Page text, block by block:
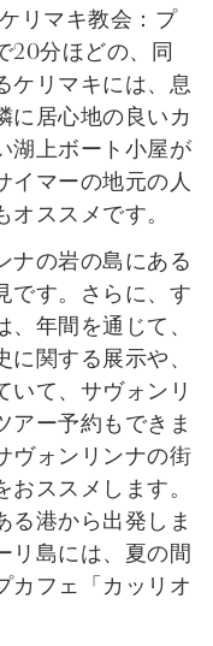
マキ教会：プ
20分ほどの、同
ケリマキには、息
に居心地の良いカ
湖上ボート小屋が
イマーの地元の人
ススメです。
ナの岩の島にある
です。さらに、す
年間を通じて、
関する展示や、
て、サヴォンリ
アー予約もできま
ヴォンリンナの街
ススメします。
港から出発しま
リ島には、夏の間
カフェ「カッリオ